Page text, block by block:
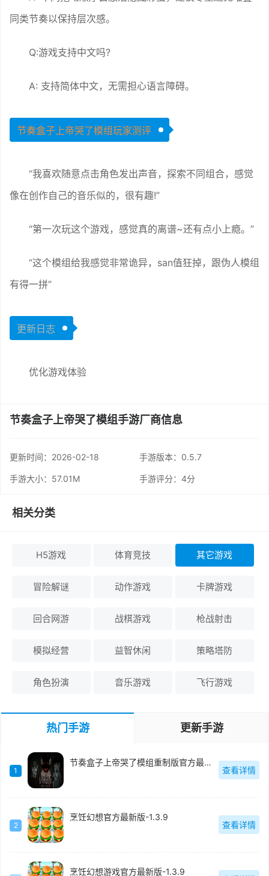
同类节奏以保持层次感。
Q:游戏支持中文吗?
A: 支持简体中文，无需担心语言障碍。
节奏盒子上帝哭了模组玩家测评
“我喜欢随意点击角色发出声音，探索不同组合，感觉
像在创作自己的音乐似的，很有趣!”
“第一次玩这个游戏，感觉真的离谱~还有点小上瘾。”
“这个模组给我感觉非常诡异，san值狂掉，跟伪人模组
有得一拼”
更新日志
优化游戏体验
节奏盒子上帝哭了模组手游厂商信息
更新时间： 2026-02-18 手游版本：0.5.7
手游大小：57.01M 手游评分： 4分
相关分类
H5游戏 体育竞技 其它游戏
冒险解谜 动作游戏 卡牌游戏
回合网游 战棋游戏 枪战射击
模拟经营 益智休闲 策略塔防
角色扮演 音乐游戏 飞行游戏
热门手游 更新手游
1
节奏盒子上帝哭了模组重制版官方最新版-0.5.7
查看详情
2
烹饪幻想官方最新版-1.3.9
查看详情
烹饪幻想游戏官方最新版-1.3.9